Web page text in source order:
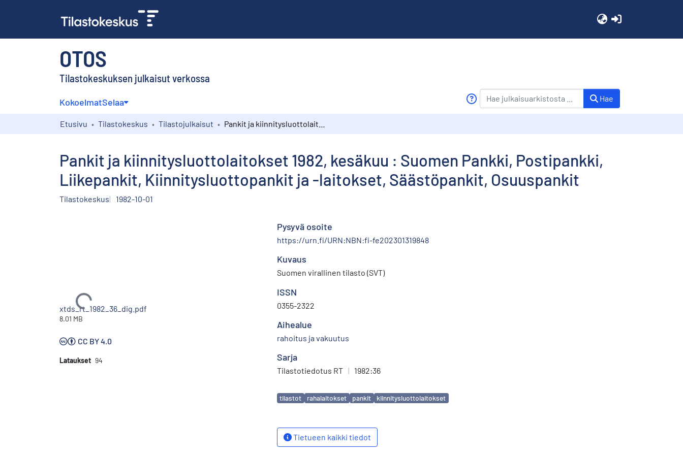
OTOS
Tilastokeskuksen julkaisut verkossa
KokoelmatSelaa Hae
Etusivu Tilastokeskus Tilastojulkaisut
Pankit ja kiinnitysluottolaitokset 1982, kesäkuu : Suomen Pankki, Postipankki,
Liikepankit, Kiinnitysluottopankit ja -laitokset, Säästöpankit, Osuuspankit
Tilastokeskus 1982-10-01
Ladataan...
xtds_rt_1982_36_dig.pdf
8.01 MB
CC BY 4.0
Lataukset 94
Pysyvä osoite
https://urn.fi/URN:NBN:fi-fe202301319848
Kuvaus
Suomen virallinen tilasto (SVT)
ISSN
0355-2322
Aihealue
rahoitus ja vakuutus
Sarja
Tilastotiedotus RT | 1982:36
Avainsanat
tilastot rahalaitokset pankit kiinnitysluottolaitokset
Tietueen kaikki tiedot